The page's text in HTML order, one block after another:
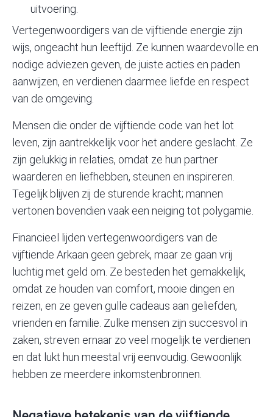
uitvoering.
Vertegenwoordigers van de vijftiende energie zijn
wijs, ongeacht hun leeftijd. Ze kunnen waardevolle en
nodige adviezen geven, de juiste acties en paden
aanwijzen, en verdienen daarmee liefde en respect
van de omgeving.
Mensen die onder de vijftiende code van het lot
leven, zijn aantrekkelijk voor het andere geslacht. Ze
zijn gelukkig in relaties, omdat ze hun partner
waarderen en liefhebben, steunen en inspireren.
Tegelijk blijven zij de sturende kracht; mannen
vertonen bovendien vaak een neiging tot polygamie.
Financieel lijden vertegenwoordigers van de
vijftiende Arkaan geen gebrek, maar ze gaan vrij
luchtig met geld om. Ze besteden het gemakkelijk,
omdat ze houden van comfort, mooie dingen en
reizen, en ze geven gulle cadeaus aan geliefden,
vrienden en familie. Zulke mensen zijn succesvol in
zaken, streven ernaar zo veel mogelijk te verdienen
en dat lukt hun meestal vrij eenvoudig. Gewoonlijk
hebben ze meerdere inkomstenbronnen.